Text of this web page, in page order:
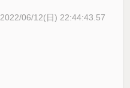
2022/06/12(日) 22:44:43.57